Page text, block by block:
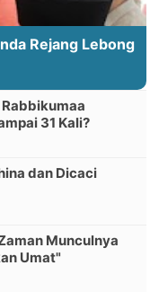
Rejang Lebong
Rabbikumaa
31 Kali?
dan Dicaci
Munculnya
Umat"